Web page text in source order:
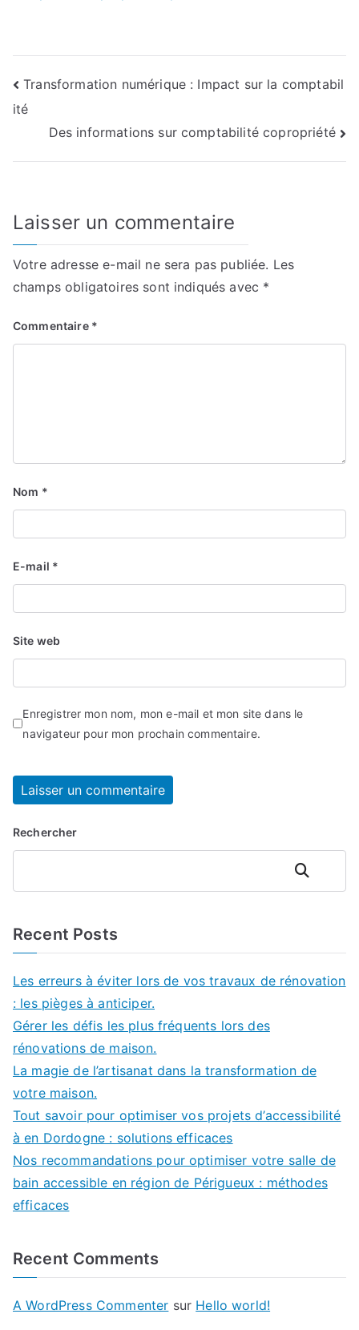
Navigation
de
l’article
Transformation numérique : Impact sur la comptabil
ité
Des informations sur comptabilité copropriété
Laisser un commentaire
Votre adresse e-mail ne sera pas publiée. Les
champs obligatoires sont indiqués avec *
Commentaire *
Nom *
E-mail *
Site web
Enregistrer mon nom, mon e-mail et mon site dans le
navigateur pour mon prochain commentaire.
Rechercher
Rechercher
Recent Posts
Les erreurs à éviter lors de vos travaux de rénovation
: les pièges à anticiper.
Gérer les défis les plus fréquents lors des
rénovations de maison.
La magie de l’artisanat dans la transformation de
votre maison.
Tout savoir pour optimiser vos projets d’accessibilité
à en Dordogne : solutions efficaces
Nos recommandations pour optimiser votre salle de
bain accessible en région de Périgueux : méthodes
efficaces
Recent Comments
A WordPress Commenter sur Hello world!